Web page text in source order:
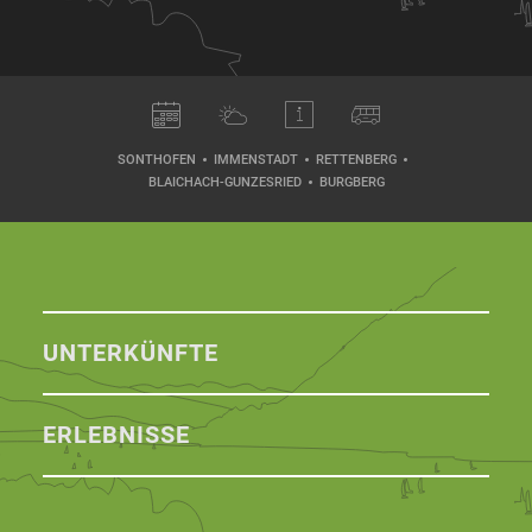
SONTHOFEN IMMENSTADT
RETTENBERG
BLAICHACH-GUNZESRIED
BURGBERG
UNTERKÜNFTE
ERLEBNISSE